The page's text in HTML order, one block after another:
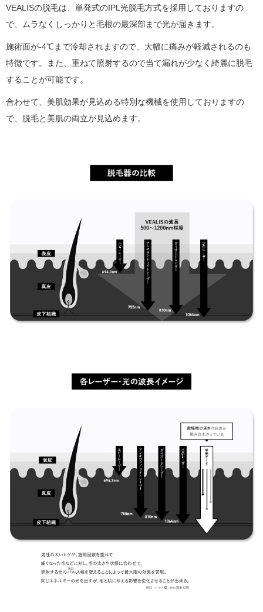
VEALISの脱毛は、単発式のIPL光脱毛方式を採用しておりますの
で、ムラなくしっかりと毛根の最深部まで光が届きます。
施術面が-4℃まで冷却されますので、大幅に痛みが軽減されるのも
特徴です。また、重ねて照射するので当て漏れが少なく綺麗に脱毛
することが可能です。
合わせて、美肌効果が見込める特別な機械を使用しておりますの
で、脱毛と美肌の両立が見込めます。